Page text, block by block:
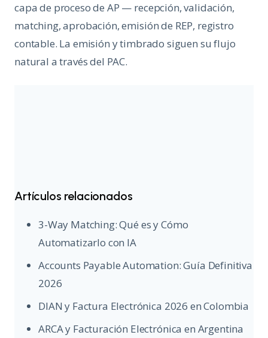
capa de proceso de AP — recepción, validación,
matching, aprobación, emisión de REP, registro
contable. La emisión y timbrado siguen su flujo
natural a través del PAC.
Artículos relacionados
3-Way Matching: Qué es y Cómo
Automatizarlo con IA
Accounts Payable Automation: Guía Definitiva
2026
DIAN y Factura Electrónica 2026 en Colombia
ARCA y Facturación Electrónica en Argentina